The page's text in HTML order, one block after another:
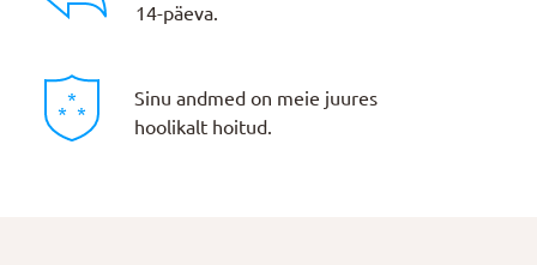
14-päeva.
Sinu andmed on meie juures
hoolikalt hoitud.